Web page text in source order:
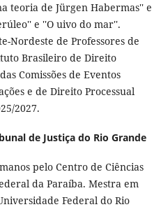
teoria de Jürgen Habermas'' e
e ''O uivo do mar''.
Nordeste de Professores de
Brasileiro de Direito
Comissões de Eventos
e de Direito Processual
2027.
de Justiça do Rio Grande
pelo Centro de Ciências
da Paraíba. Mestra em
Federal do Rio